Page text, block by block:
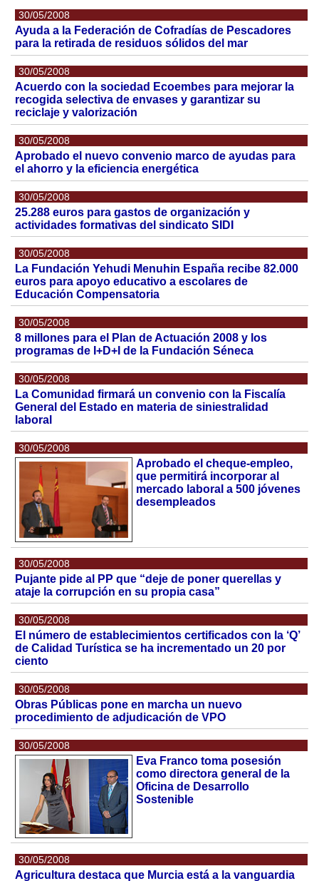
30/05/2008
Ayuda a la Federación de Cofradías de Pescadores
para la retirada de residuos sólidos del mar
30/05/2008
Acuerdo con la sociedad Ecoembes para mejorar la
recogida selectiva de envases y garantizar su
reciclaje y valorización
30/05/2008
Aprobado el nuevo convenio marco de ayudas para
el ahorro y la eficiencia energética
30/05/2008
25.288 euros para gastos de organización y
actividades formativas del sindicato SIDI
30/05/2008
La Fundación Yehudi Menuhin España recibe 82.000
euros para apoyo educativo a escolares de
Educación Compensatoria
30/05/2008
8 millones para el Plan de Actuación 2008 y los
programas de I+D+I de la Fundación Séneca
30/05/2008
La Comunidad firmará un convenio con la Fiscalía
General del Estado en materia de siniestralidad
laboral
30/05/2008
Aprobado el cheque-empleo,
que permitirá incorporar al
mercado laboral a 500 jóvenes
desempleados
30/05/2008
Pujante pide al PP que “deje de poner querellas y
ataje la corrupción en su propia casa”
30/05/2008
El número de establecimientos certificados con la ‘Q’
de Calidad Turística se ha incrementado un 20 por
ciento
30/05/2008
Obras Públicas pone en marcha un nuevo
procedimiento de adjudicación de VPO
30/05/2008
Eva Franco toma posesión
como directora general de la
Oficina de Desarrollo
Sostenible
30/05/2008
Agricultura destaca que Murcia está a la vanguardia